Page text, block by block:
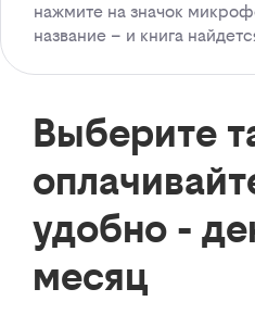
нажмите на значок
название – и книга
Выберите
удобно -
месяц